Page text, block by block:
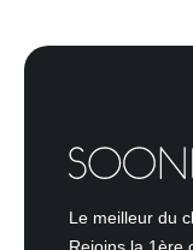
Le meilleur du